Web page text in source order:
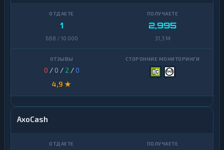
1
668 / 10 000
2,995
31,3 M
0 / 0 / 2 /0
4,9 ★
AxoCash